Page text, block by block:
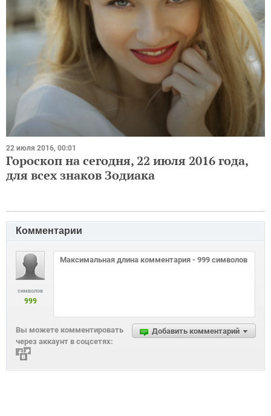
22 июля 2016, 00:01
Гороскоп на сегодня, 22 июля 2016 года,
для всех знаков Зодиака
Комментарии
символов
999
Добавить комментарий
Вы можете комментировать
через аккаунт в соцсетях: